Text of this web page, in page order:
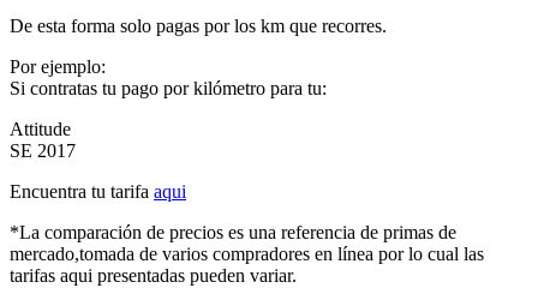
De esta forma solo pagas por los km que recorres.
Por ejemplo:
Si contratas tu pago por kilómetro para tu:
Attitude
SE 2017
Encuentra tu tarifa aqui
*La comparación de precios es una referencia de primas de
mercado,tomada de varios compradores en línea por lo cual las
tarifas aqui presentadas pueden variar.